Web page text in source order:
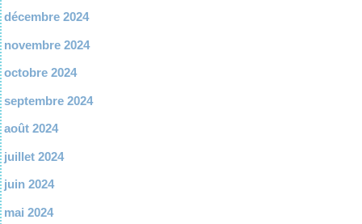
décembre 2024
novembre 2024
octobre 2024
septembre 2024
août 2024
juillet 2024
juin 2024
mai 2024